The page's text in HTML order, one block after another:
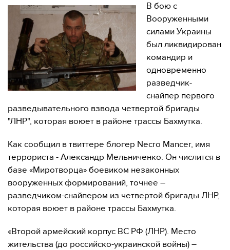
В бою с
Вооруженными
силами Украины
был ликвидирован
командир и
одновременно
разведчик-
снайпер первого
разведывательного взвода четвертой бригады
"ЛНР", которая воюет в районе трассы Бахмутка.
Как сообщил в твиттере блогер Necro Mancer, имя
террориста - Александр Мельниченко. Он числится в
базе «Миротворца» боевиком незаконных
вооруженных формирований, точнее –
разведчиком-снайпером из четвертой бригады ЛНР,
которая воюет в районе трассы Бахмутка.
«Второй армейский корпус ВС РФ (ЛНР). Место
жительства (до российско-украинской войны) –